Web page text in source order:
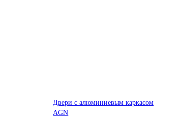
Двери с алюминиевым каркасом
AGN